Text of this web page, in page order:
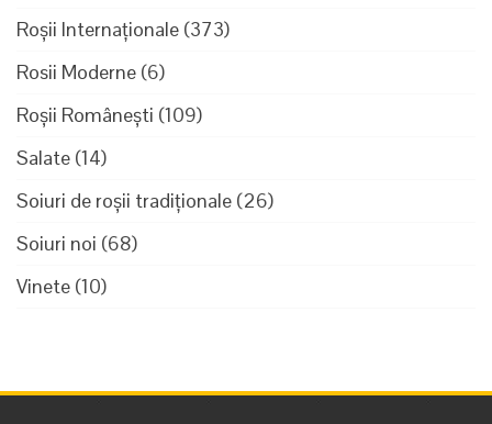
Roșii Internaționale (373)
Rosii Moderne (6)
Roșii Românești (109)
Salate (14)
Soiuri de roșii tradiționale (26)
Soiuri noi (68)
Vinete (10)